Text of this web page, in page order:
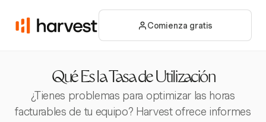
Comienza gratis
Qué Es la Tasa de Utilización
¿Tienes problemas para optimizar las horas
facturables de tu equipo? Harvest ofrece informes